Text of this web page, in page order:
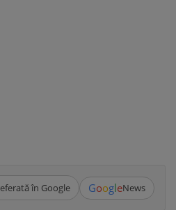
în Google GoogleNews